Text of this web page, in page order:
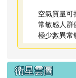
空氣質量
常敏感人群
極少數異常
衛星雲圖